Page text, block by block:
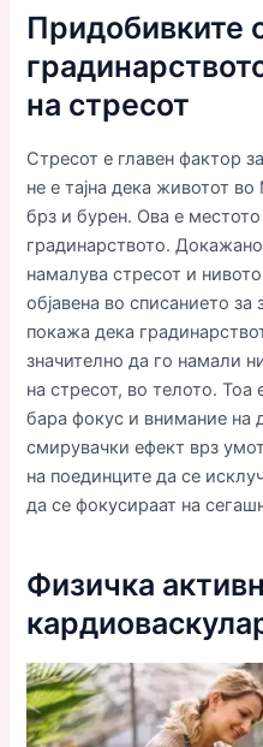
Придобивките
на стресот
Стресот е главен фактор
не е тајна дека животот
брз и бурен. Ова е
градинарството.
намалува стресот и
објавена во списанието за
покажа дека
значително да го намали
на стресот, во телото. Тоа
бара фокус и внимание
смирувачки ефект врз
на поединците да се
да се фокусираат на
Физичка